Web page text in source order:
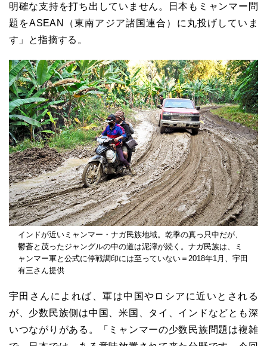
明確な支持を打ち出していません。日本もミャンマー問
題をASEAN（東南アジア諸国連合）に丸投げしていま
す」と指摘する。
インドが近いミャンマー・ナガ民族地域。乾季の真っ只中だが、
鬱蒼と茂ったジャングルの中の道は泥濘が続く。ナガ民族は、ミ
ャンマー軍と公式に停戦調印には至っていない＝2018年1月、宇田
有三さん提供
宇田さんによれば、軍は中国やロシアに近いとされる
が、少数民族側は中国、米国、タイ、インドなどとも深
いつながりがある。「ミャンマーの少数民族問題は複雑